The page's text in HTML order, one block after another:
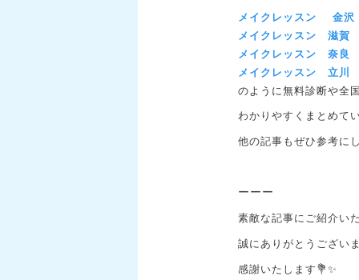
メイクレッスン 金沢
メイクレッスン 滋賀
メイクレッスン 奈良
メイクレッスン 立川
のように無料診断や全
わかりやすくまとめて
他の記事もぜひ参考に
ーーー
素敵な記事にご紹介い
誠にありがとうござい
感謝いたします💐✨